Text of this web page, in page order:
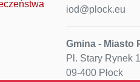
iod@plock.eu
Gmina - Miasto
Pl. Stary Rynek 1
09-400 Płock